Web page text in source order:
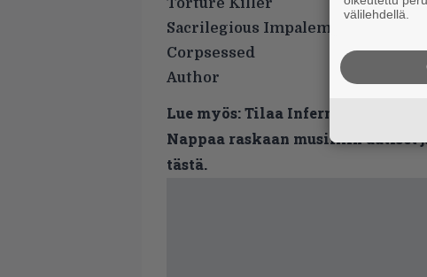
Torture Killer
Sacrilegious Impalement
Corpsessed
Author
Lue myös:Tilaa Infernon
Nappaa raskaan musiikin uutiset
tästä.
välilehdellä.